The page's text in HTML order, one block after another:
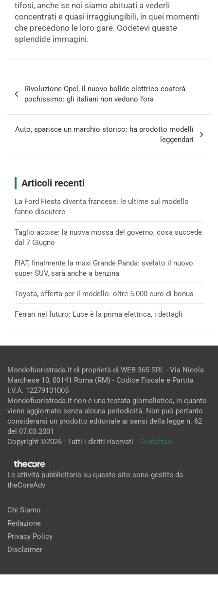
tifosi, anche se noi siamo abituati a vederli
concentrati e quasi irraggiungibili, in quei momenti
che precedono le loro gare. Godetevi queste
splendide immagini.
articoli
Rivoluzione Opel, il nuovo bolide elettrico costerà
pochissimo: gli italiani non vedono l’ora
Auto, sparisce un marchio storico: ha prodotto modelli
leggendari
Articoli recenti
La Ford Fiesta diventa francese: le ultime sul modello
fanno discutere
Taglio accise: la nuova mossa del governo, cosa succede
dal 7 Giugno
FIAT, finalmente la maxi Grande Panda: svelato il nuovo
super SUV, sarà anche a benzina
Toyota, offerta per il modello: oltre 5.000 euro di bonus
Ferrari nel futuro: Luce è la prima elettrica, i dettagli
Mondofuoristrada.it di proprietà di WEB 365 SRL - Via Nicola
Marchese 10, 00141 Roma (RM) - Codice Fiscale e Partita
I.V.A. 12279101005
Mondofuoristrada.it non è una testata giornalistica, in quanto
viene aggiornato senza alcuna periodicità. Non può pertanto
considerarsi un prodotto editoriale ai sensi della legge n. 62
del 07.03.2001
Copyright ©2026 - Tutti i diritti riservati - Contattaci
Le attività pubblicitarie su questo sito sono gestite da
theCoreAdv
Chi Siamo
Redazione
Privacy Policy
Disclaimer